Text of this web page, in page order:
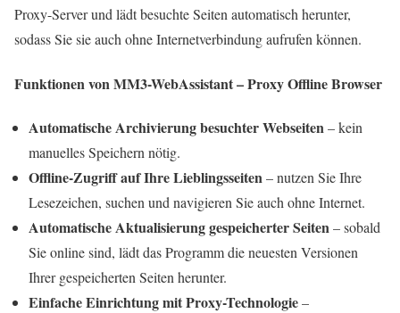
Proxy-Server und lädt besuchte Seiten automatisch herunter,
sodass Sie sie auch ohne Internetverbindung aufrufen können.
Funktionen von MM3-WebAssistant – Proxy Offline Browser
Automatische Archivierung besuchter Webseiten– kein
manuelles Speichern nötig.
Offline-Zugriff auf Ihre Lieblingsseiten– nutzen Sie Ihre
Lesezeichen, suchen und navigieren Sie auch ohne Internet.
Automatische Aktualisierung gespeicherter Seiten– sobald
Sie online sind, lädt das Programm die neuesten Versionen
Ihrer gespeicherten Seiten herunter.
Einfache Einrichtung mit Proxy-Technologie–